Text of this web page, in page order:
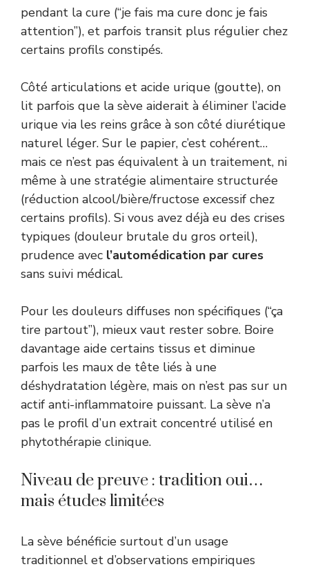
pendant la cure (“je fais ma cure donc je fais
attention”), et parfois transit plus régulier chez
certains profils constipés.
Côté articulations et acide urique (goutte), on
lit parfois que la sève aiderait à éliminer l’acide
urique via les reins grâce à son côté diurétique
naturel léger. Sur le papier, c’est cohérent…
mais ce n’est pas équivalent à un traitement, ni
même à une stratégie alimentaire structurée
(réduction alcool/bière/fructose excessif chez
certains profils). Si vous avez déjà eu des crises
typiques (douleur brutale du gros orteil),
prudence avec l’automédication par cures
sans suivi médical.
Pour les douleurs diffuses non spécifiques (“ça
tire partout”), mieux vaut rester sobre. Boire
davantage aide certains tissus et diminue
parfois les maux de tête liés à une
déshydratation légère, mais on n’est pas sur un
actif anti-inflammatoire puissant. La sève n’a
pas le profil d’un extrait concentré utilisé en
phytothérapie clinique.
Niveau de preuve : tradition oui…
mais études limitées
La sève bénéficie surtout d’un usage
traditionnel et d’observations empiriques